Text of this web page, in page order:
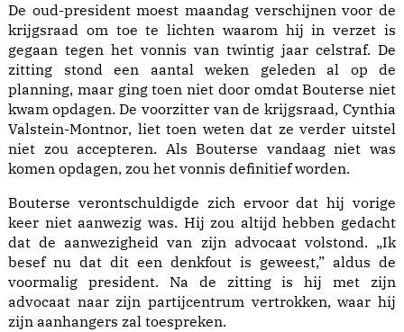
De oud-president moest maandag verschijnen voor de
krijgsraad om toe te lichten waarom hij in verzet is
gegaan tegen het vonnis van twintig jaar celstraf. De
zitting stond een aantal weken geleden al op de
planning, maar ging toen niet door omdat Bouterse niet
kwam opdagen. De voorzitter van de krijgsraad, Cynthia
Valstein-Montnor, liet toen weten dat ze verder uitstel
niet zou accepteren. Als Bouterse vandaag niet was
komen opdagen, zou het vonnis definitief worden.
Bouterse verontschuldigde zich ervoor dat hij vorige
keer niet aanwezig was. Hij zou altijd hebben gedacht
dat de aanwezigheid van zijn advocaat volstond. „Ik
besef nu dat dit een denkfout is geweest,” aldus de
voormalig president. Na de zitting is hij met zijn
advocaat naar zijn partijcentrum vertrokken, waar hij
zijn aanhangers zal toespreken.